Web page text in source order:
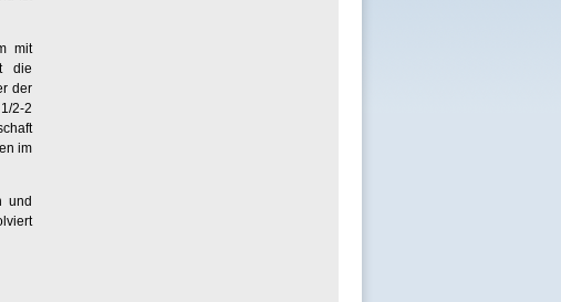
mit
die
der
2-2
im
und